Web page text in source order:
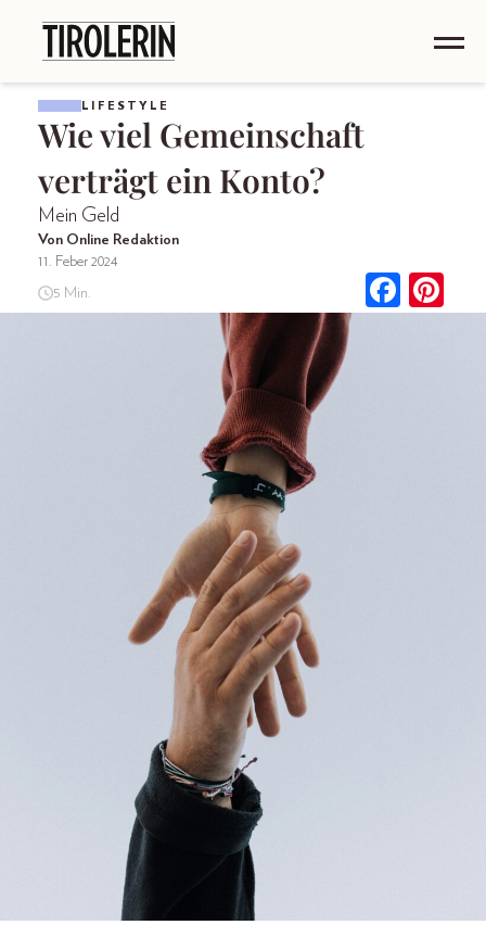
LIFESTYLE
Wie viel Gemeinschaft
verträgt ein Konto?
Mein Geld
Von Online Redaktion
11. Feber 2024
5 Min.